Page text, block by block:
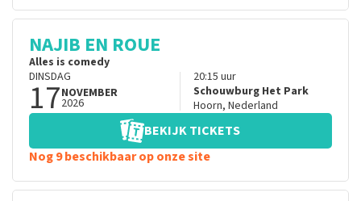
NAJIB EN ROUE
Alles is comedy
DINSDAG
17NOVEMBER
2026
20:15 uur
Schouwburg Het Park
Hoorn, Nederland
BEKIJK TICKETS
Nog 9 beschikbaar op onze site